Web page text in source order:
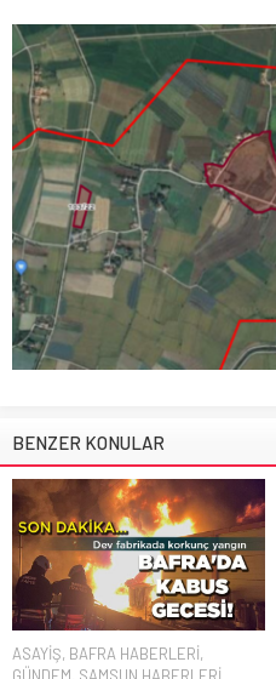
BENZER KONULAR
ASAYİŞ, BAFRA HABERLERİ,